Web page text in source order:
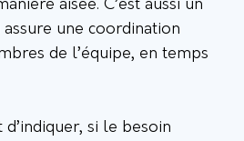
aisée. C’est aussi un
une coordination
de l’équipe, en temps
si le besoin